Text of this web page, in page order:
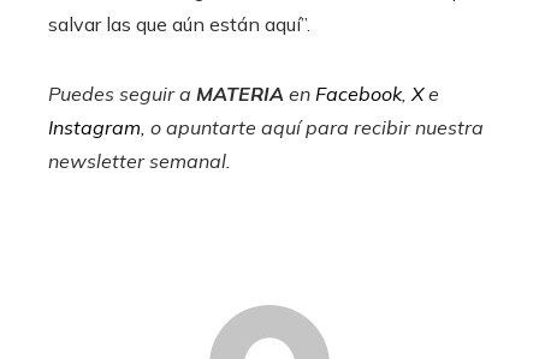
salvar las que aún están aquí”.
Puedes seguir a MATERIA en Facebook,Xe
Instagram, o apuntarte aquí para recibirnuestra
newsletter semanal.